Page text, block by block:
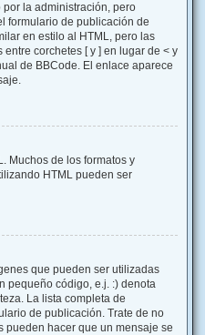
la administración, pero
formulario de publicación de
en estilo al HTML, pero las
corchetes [ y ] en lugar de < y
de BBCode. El enlace aparece
Muchos de los formatos y
HTML pueden ser
que pueden ser utilizadas
pequeño código, e.j. :) denota
La lista completa de
de publicación. Trate de no
pueden hacer que un mensaje se